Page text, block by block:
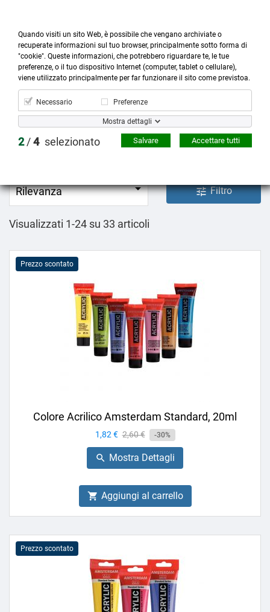

Prodotti

Account

Cerca
more_horiz
Menù
shopping_cart
Colori Sfusi
Rilevanza  tune Filtro
Visualizzati 1-24 su 33 articoli
Prezzo scontato
Colore Acrilico Amsterdam Standard, 20ml
Prezzo
1,82 € Prezzo
base
2,60 € -30%
 Mostra Dettagli
 Aggiungi al carrello
Prezzo scontato
Quando visiti un sito Web, è possibile che vengano archiviate o
recuperate informazioni sul tuo browser, principalmente sotto forma di
"cookie". Queste informazioni, che potrebbero riguardare te, le tue
preferenze, o il tuo dispositivo Internet (computer, tablet o cellulare),
viene utilizzato principalmente per far funzionare il sito come previstoa.
Necessario Preferenze
Mostra dettagli
2/4 selezionato Accettare tutti
Salvare